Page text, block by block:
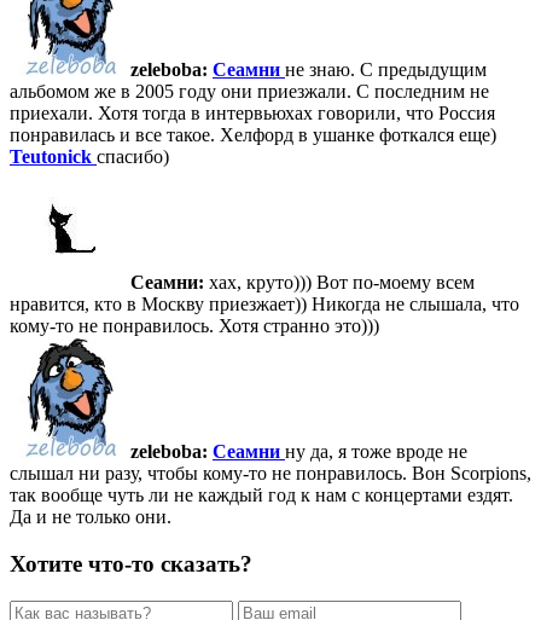
zeleboba: Сеамни не знаю. С предыдущим
альбомом же в 2005 году они приезжали. С последним не
приехали. Хотя тогда в интервьюхах говорили, что Россия
понравилась и все такое. Хелфорд в ушанке фоткался еще)
Teutonick спасибо)
Сеамни: хах, круто))) Вот по-моему всем
нравится, кто в Москву приезжает)) Никогда не слышала, что
кому-то не понравилось. Хотя странно это)))
zeleboba: Сеамни ну да, я тоже вроде не
слышал ни разу, чтобы кому-то не понравилось. Вон Scorpions,
так вообще чуть ли не каждый год к нам с концертами ездят.
Да и не только они.
Хотите что-то сказать?